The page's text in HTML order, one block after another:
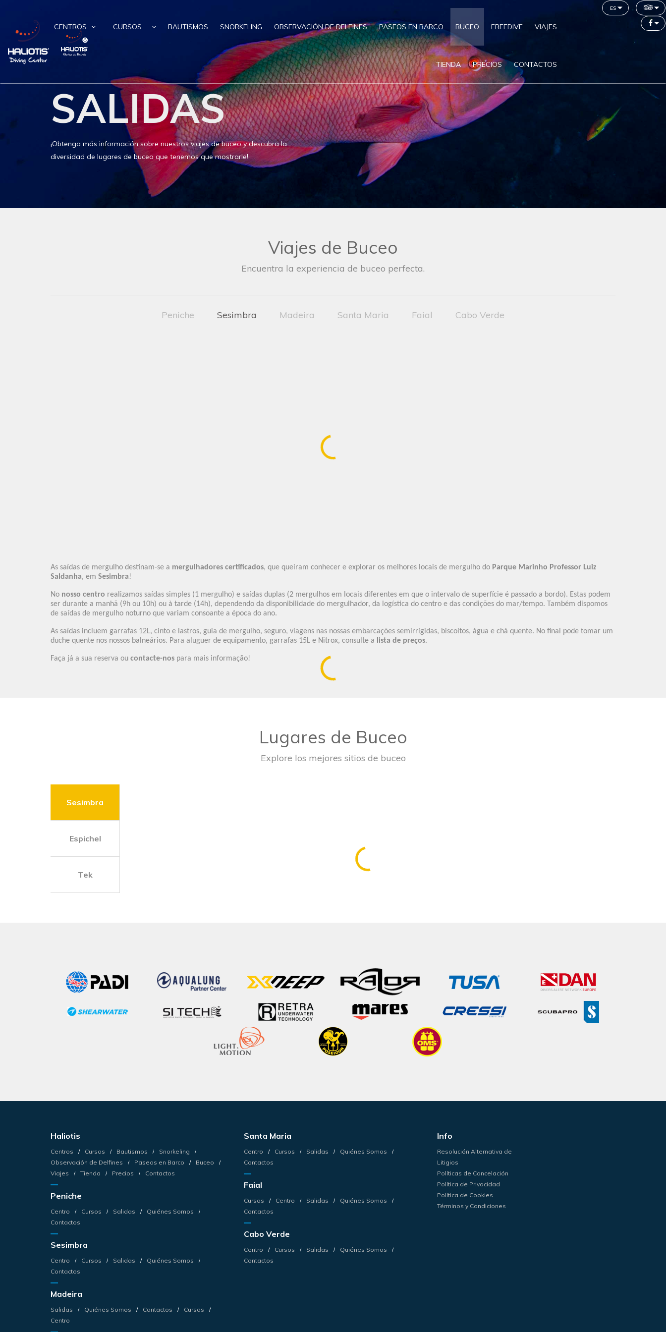
CENTROS CURSOS BAUTISMOS SNORKELING OBSERVACIÓN DE DELFINES PASEOS EN BARCO BUCEO FREEDIVE VIAJES
TIENDA PRECIOS CONTACTOS
es
SALIDAS
¡Obtenga más información sobre nuestros viajes de buceo y descubra la
diversidad de lugares de buceo que tenemos que mostrarle!
Viajes de Buceo
Encuentra la experiencia de buceo perfecta.
Peniche Sesimbra Madeira Santa Maria Faial Cabo Verde
As saídas de mergulho destinam-se a mergulhadores certificados, que queiram conhecer e explorar os melhores locais de mergulho do Parque Marinho Professor Luiz
Saldanha, em Sesimbra!
No nosso centro realizamos saídas simples (1 mergulho) e saídas duplas (2 mergulhos em locais diferentes em que o intervalo de superfície é passado a bordo). Estas podem
ser durante a manhã (9h ou 10h) ou à tarde (14h), dependendo da disponibilidade do mergulhador, da logística do centro e das condições do mar/tempo. Também dispomos
de saídas de mergulho noturno que variam consoante a época do ano.
As saídas incluem garrafas 12L, cinto e lastros, guia de mergulho, seguro, viagens nas nossas embarcações semirrígidas, biscoitos, água e chá quente. No final pode tomar um
duche quente nos nossos balneários. Para aluguer de equipamento, garrafas 15L e Nitrox, consulte a lista de preços.
Faça já a sua reserva ou contacte-nos para mais informação!
Lugares de Buceo
Explore los mejores sitios de buceo
Sesimbra
Espichel
Tek
Haliotis
Centros Cursos Bautismos
Snorkeling
Observación de Delfines
Paseos en Barco
Buceo
Viajes
Tienda Precios Contactos
Peniche
Centro Cursos Salidas
Quiénes Somos
Contactos
Sesimbra
Centro Cursos Salidas
Quiénes Somos
Contactos
Madeira
Salidas Quiénes Somos Contactos
Cursos
Centro
Santa Maria
Centro Cursos Salidas
Quiénes Somos
Contactos
Faial
Cursos Centro Salidas
Quiénes Somos
Contactos
Cabo Verde
Centro Cursos Salidas
Quiénes Somos
Contactos
Info
Resolución Alternativa de
Litigios
Políticas de Cancelación
Política de Privacidad
Política de Cookies
Términos y Condiciones